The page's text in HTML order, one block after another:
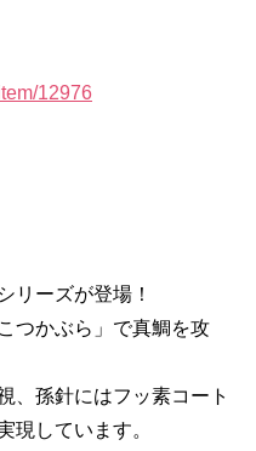
12976
リーズが登場！
つかぶら」で真鯛を攻
、孫針にはフッ素コート
現しています。